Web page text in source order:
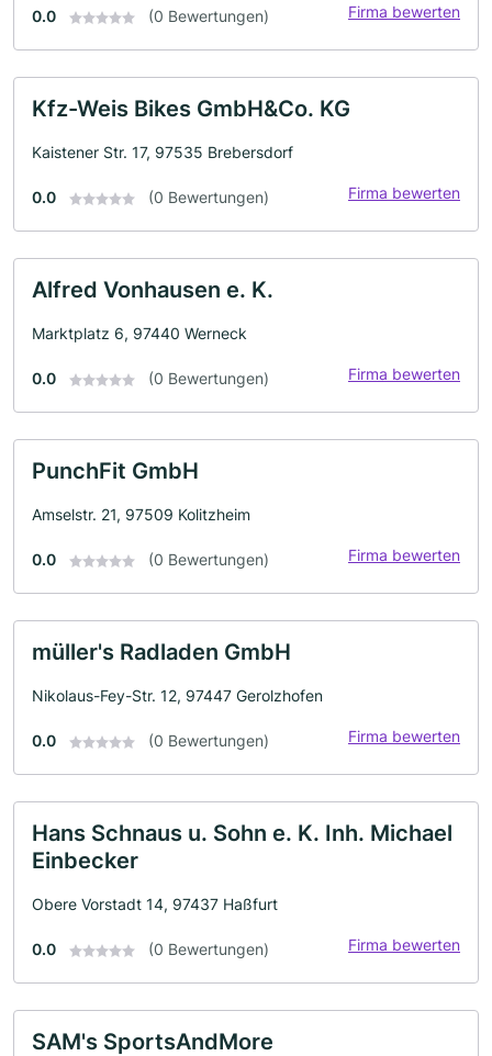
0.0 (0 Bewertungen) Firma bewerten
Kfz-Weis Bikes GmbH&Co. KG
Kaistener Str. 17, 97535 Brebersdorf
0.0 (0 Bewertungen) Firma bewerten
Alfred Vonhausen e. K.
Marktplatz 6, 97440 Werneck
0.0 (0 Bewertungen) Firma bewerten
PunchFit GmbH
Amselstr. 21, 97509 Kolitzheim
0.0 (0 Bewertungen) Firma bewerten
müller's Radladen GmbH
Nikolaus-Fey-Str. 12, 97447 Gerolzhofen
0.0 (0 Bewertungen) Firma bewerten
Hans Schnaus u. Sohn e. K. Inh. Michael
Einbecker
Obere Vorstadt 14, 97437 Haßfurt
0.0 (0 Bewertungen) Firma bewerten
SAM's SportsAndMore